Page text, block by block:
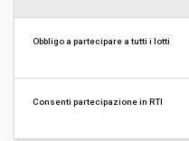
Svolgimento:
Obbligo a partecipare a tutti i lotti
Consenti partecipazione in RTI